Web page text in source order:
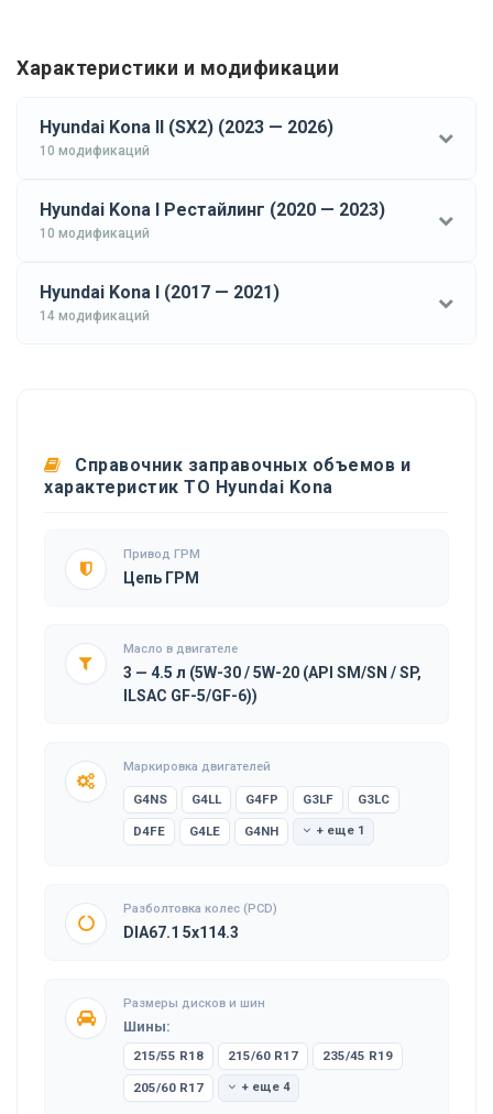
Характеристики и модификации
Hyundai Kona II (SX2) (2023 — 2026)
10 модификаций
Hyundai Kona I Рестайлинг (2020 — 2023)
10 модификаций
Hyundai Kona I (2017 — 2021)
14 модификаций
Справочник заправочных объемов и
характеристик ТО Hyundai Kona
Привод ГРМ
Цепь ГРМ
Масло в двигателе
3 — 4.5 л (5W-30 / 5W-20 (API SM/SN / SP,
ILSAC GF-5/GF-6))
Маркировка двигателей
G4NS G4LL G4FP G3LF G3LC
D4FE G4LE G4NH + еще 1
Разболтовка колес (PCD)
DIA67.1 5x114.3
Размеры дисков и шин
Шины:
215/55 R18 215/60 R17 235/45 R19
205/60 R17 + еще 4